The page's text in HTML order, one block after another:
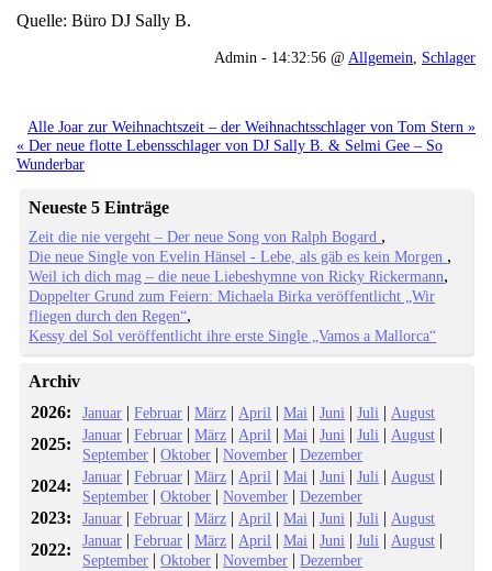
Quelle: Büro DJ Sally B.
Admin - 14:32:56 @ Allgemein Schlager
Alle Joar zur Weihnachtszeit – der Weihnachtsschlager von Tom Stern »
« Der neue flotte Lebensschlager von DJ Sally B. & Selmi Gee – So
Wunderbar
Neueste 5 Einträge
Zeit die nie vergeht – Der neue Song von Ralph Bogard
Die neue Single von Evelin Hänsel - Lebe, als gäb es kein Morgen
Weil ich dich mag – die neue Liebeshymne von Ricky Rickermann
Doppelter Grund zum Feiern: Michaela Birka veröffentlicht „Wir
fliegen durch den Regen“
Kessy del Sol veröffentlicht ihre erste Single „Vamos a Mallorca“
Archiv
2026:
Januar |Februar |März | April |Mai |Juni |Juli | August
2025: Januar |Februar |März | April |Mai |Juni |Juli | August |
September |Oktober |November |Dezember
2024: Januar |Februar |März | April |Mai |Juni |Juli | August |
September |Oktober |November |Dezember
2023: Januar |Februar |März | April |Mai |Juni |Juli | August
2022: Januar |Februar |März | April |Mai |Juni |Juli | August |
September |Oktober |November |Dezember